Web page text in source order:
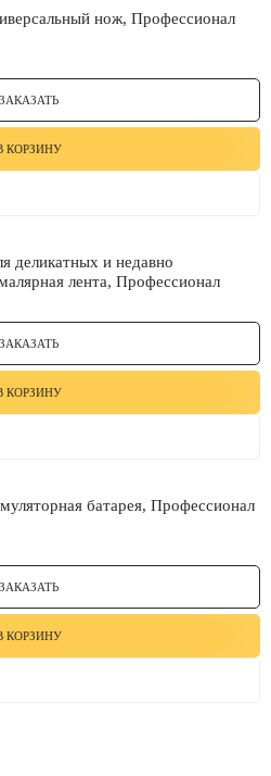
ЗАКАЗАТЬ
КОРЗИНУ
лента, Профессионал
ЗАКАЗАТЬ
КОРЗИНУ
ЗАКАЗАТЬ
КОРЗИНУ